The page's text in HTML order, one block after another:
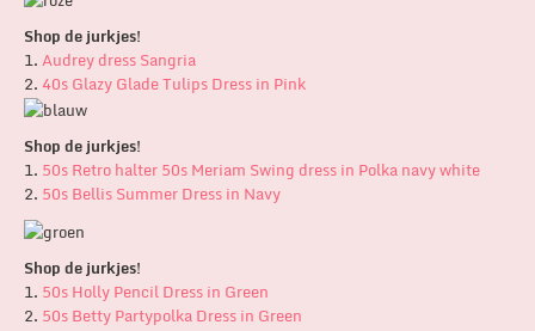
Shop de jurkjes!
1.Audrey dress Sangria
2. 40s Glazy Glade Tulips Dress in Pink
Shop de jurkjes!
1. 50s Retro halter 50s Meriam Swing dress in Polka navy white
2. 50s Bellis Summer Dress in Navy
Shop de jurkjes!
1. 50s Holly Pencil Dress in Green
2. 50s Betty Partypolka Dress in Green